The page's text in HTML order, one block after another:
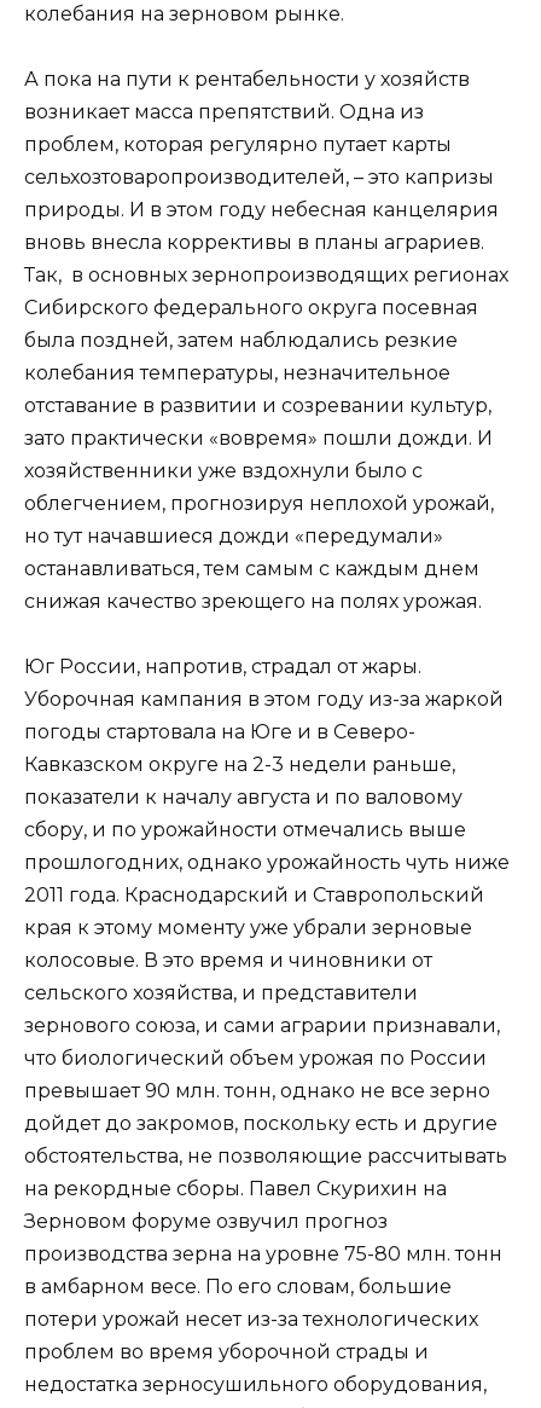
колебания на зерновом рынке.
А пока на пути к рентабельности у хозяйств
возникает масса препятствий. Одна из
проблем, которая регулярно путает карты
сельхозтоваропроизводителей, – это капризы
природы. И в этом году небесная канцелярия
вновь внесла коррективы в планы аграриев.
Так, в основных зернопроизводящих регионах
Сибирского федерального округа посевная
была поздней, затем наблюдались резкие
колебания температуры, незначительное
отставание в развитии и созревании культур,
зато практически «вовремя» пошли дожди. И
хозяйственники уже вздохнули было с
облегчением, прогнозируя неплохой урожай,
но тут начавшиеся дожди «передумали»
останавливаться, тем самым с каждым днем
снижая качество зреющего на полях урожая.
Юг России, напротив, страдал от жары.
Уборочная кампания в этом году из-за жаркой
погоды стартовала на Юге и в Северо-
Кавказском округе на 2-3 недели раньше,
показатели к началу августа и по валовому
сбору, и по урожайности отмечались выше
прошлогодних, однако урожайность чуть ниже
2011 года. Краснодарский и Ставропольский
края к этому моменту уже убрали зерновые
колосовые. В это время и чиновники от
сельского хозяйства, и представители
зернового союза, и сами аграрии признавали,
что биологический объем урожая по России
превышает 90 млн. тонн, однако не все зерно
дойдет до закромов, поскольку есть и другие
обстоятельства, не позволяющие рассчитывать
на рекордные сборы. Павел Скурихин на
Зерновом форуме озвучил прогноз
производства зерна на уровне 75-80 млн. тонн
в амбарном весе. По его словам, большие
потери урожай несет из-за технологических
проблем во время уборочной страды и
недостатка зерносушильного оборудования,